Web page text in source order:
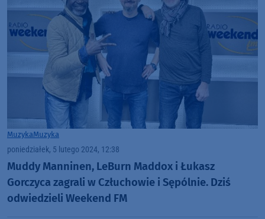
MuzykaMuzyka
poniedziałek, 5 lutego 2024, 12:38
Muddy Manninen, LeBurn Maddox i Łukasz
Gorczyca zagrali w Człuchowie i Sępólnie. Dziś
odwiedzieli Weekend FM